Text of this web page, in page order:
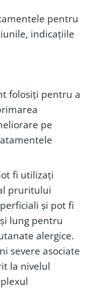
pentru
indicațiile
folosiți pentru a
pe
fi utilizați
pruritului
și pot fi
lung pentru
alergice.
severe asociate
la nivelul